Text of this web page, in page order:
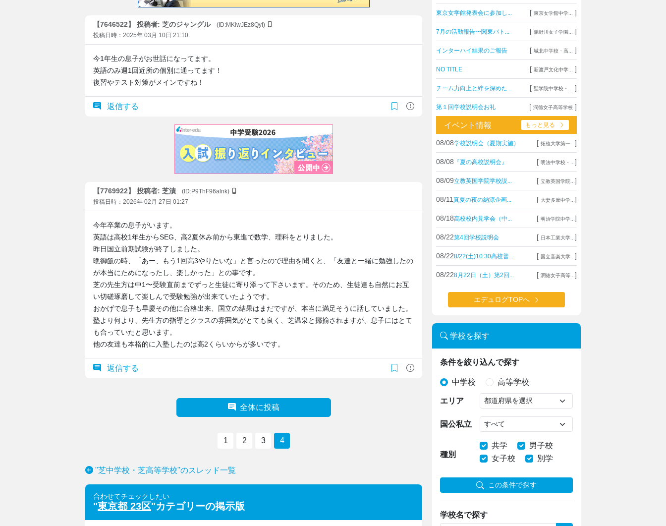
【7646522】 投稿者: 芝のジャングル
(ID:MKiwJEz8QyI)
投稿日時：2025年 03月 10日 21:10
今1年生の息子がお世話になってます。
英語のみ週1回近所の個別に通ってます！
復習やテスト対策がメインですね！
返信する
【7769922】 投稿者: 芝漬
(ID:P9ThF96alnk)
投稿日時：2026年 02月 27日 01:27
今年卒業の息子がいます。
英語は高校1年生からSEG、高2夏休み前から東進で数学、理科をとりました。
昨日国立前期試験が終了しました。
晩御飯の時、「あー、もう1回高3やりたいな」と言ったので理由を聞くと、「友達と一緒に勉強したの
が本当にためになったし、楽しかった」との事です。
芝の先生方は中1〜受験直前までずっと生徒に寄り添って下さいます。そのため、生徒達も自然にお互
い切磋琢磨して楽しんで受験勉強が出来ていたようです。
おかげで息子も早慶その他に合格出来、国立の結果はまだですが、本当に満足そうに話していました。
塾より何より、先生方の指導とクラスの雰囲気がとても良く、芝温泉と揶揄されますが、息子にはとて
も合っていたと思います。
他の友達も本格的に入塾したのは高2くらいからが多いです。
返信する
全体に投稿
1 2 3 4
"芝中学校・芝高等学校"のスレッド一覧
合わせてチェックしたい
"東京都 23区"カテゴリーの掲示版
東京女学館発表会に参加し... [ 東京女学館中学... ]
7月の活動報告〜関東バト... [ 瀧野川女子学園... ]
インターハイ結果のご報告 [ 城北中学校・高... ]
NO TITLE [ 新渡戸文化中学... ]
チーム力向上と絆を深めた... [ 聖学院中学校・... ]
第１回学校説明会お礼 [ 潤徳女子高等学校 ]
イベント情報 もっと見る
08/08学校説明会（夏期実施） [ 拓殖大学第一... ]
08/08 『夏の高校説明会』 [ 明法中学校・... ]
08/09立教英国学院学校説... [ 立教英国学院... ]
08/11 真夏の夜の納涼企画... [ 大妻多摩中学... ]
08/18高校校内見学会（中... [ 明治学院中学... ]
08/22第4回学校説明会 [ 日本工業大学... ]
08/228/22(土)10:30高校普... [ 国立音楽大学... ]
08/228月22日（土）第2回... [ 潤徳女子高等... ]
エデュログTOPへ
学校を探す
条件を絞り込んで探す
中学校 高等学校
エリア
国公私立
種別
共学
男子校
女子校
別学
この条件で探す
学校名で探す